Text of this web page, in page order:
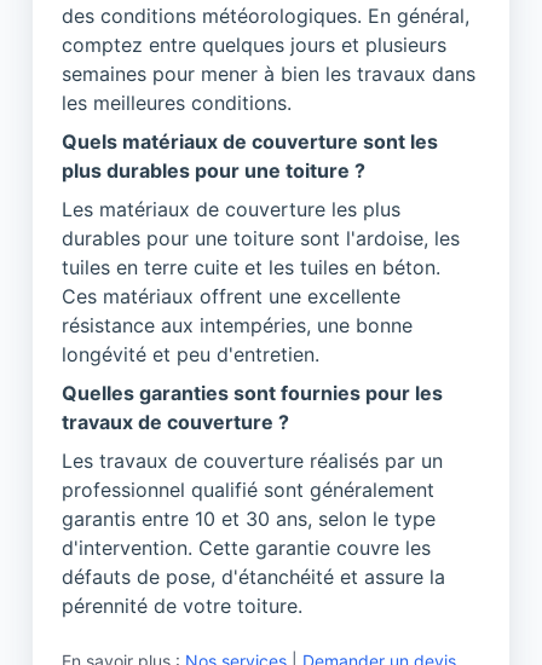
des conditions météorologiques. En général,
comptez entre quelques jours et plusieurs
semaines pour mener à bien les travaux dans
les meilleures conditions.
Quels matériaux de couverture sont les
plus durables pour une toiture ?
Les matériaux de couverture les plus
durables pour une toiture sont l'ardoise, les
tuiles en terre cuite et les tuiles en béton.
Ces matériaux offrent une excellente
résistance aux intempéries, une bonne
longévité et peu d'entretien.
Quelles garanties sont fournies pour les
travaux de couverture ?
Les travaux de couverture réalisés par un
professionnel qualifié sont généralement
garantis entre 10 et 30 ans, selon le type
d'intervention. Cette garantie couvre les
défauts de pose, d'étanchéité et assure la
pérennité de votre toiture.
En savoir plus : Nos services Demander un devis